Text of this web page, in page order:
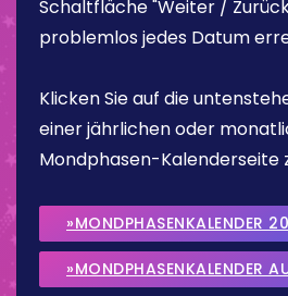
Schaltfläche "Weiter /
problemlos jedes Datum
Klicken Sie auf die
einer jährlichen oder
Mondphasen-Kalenderseite
»MONDPHASENKALENDER
»MONDPHASENKALENDER